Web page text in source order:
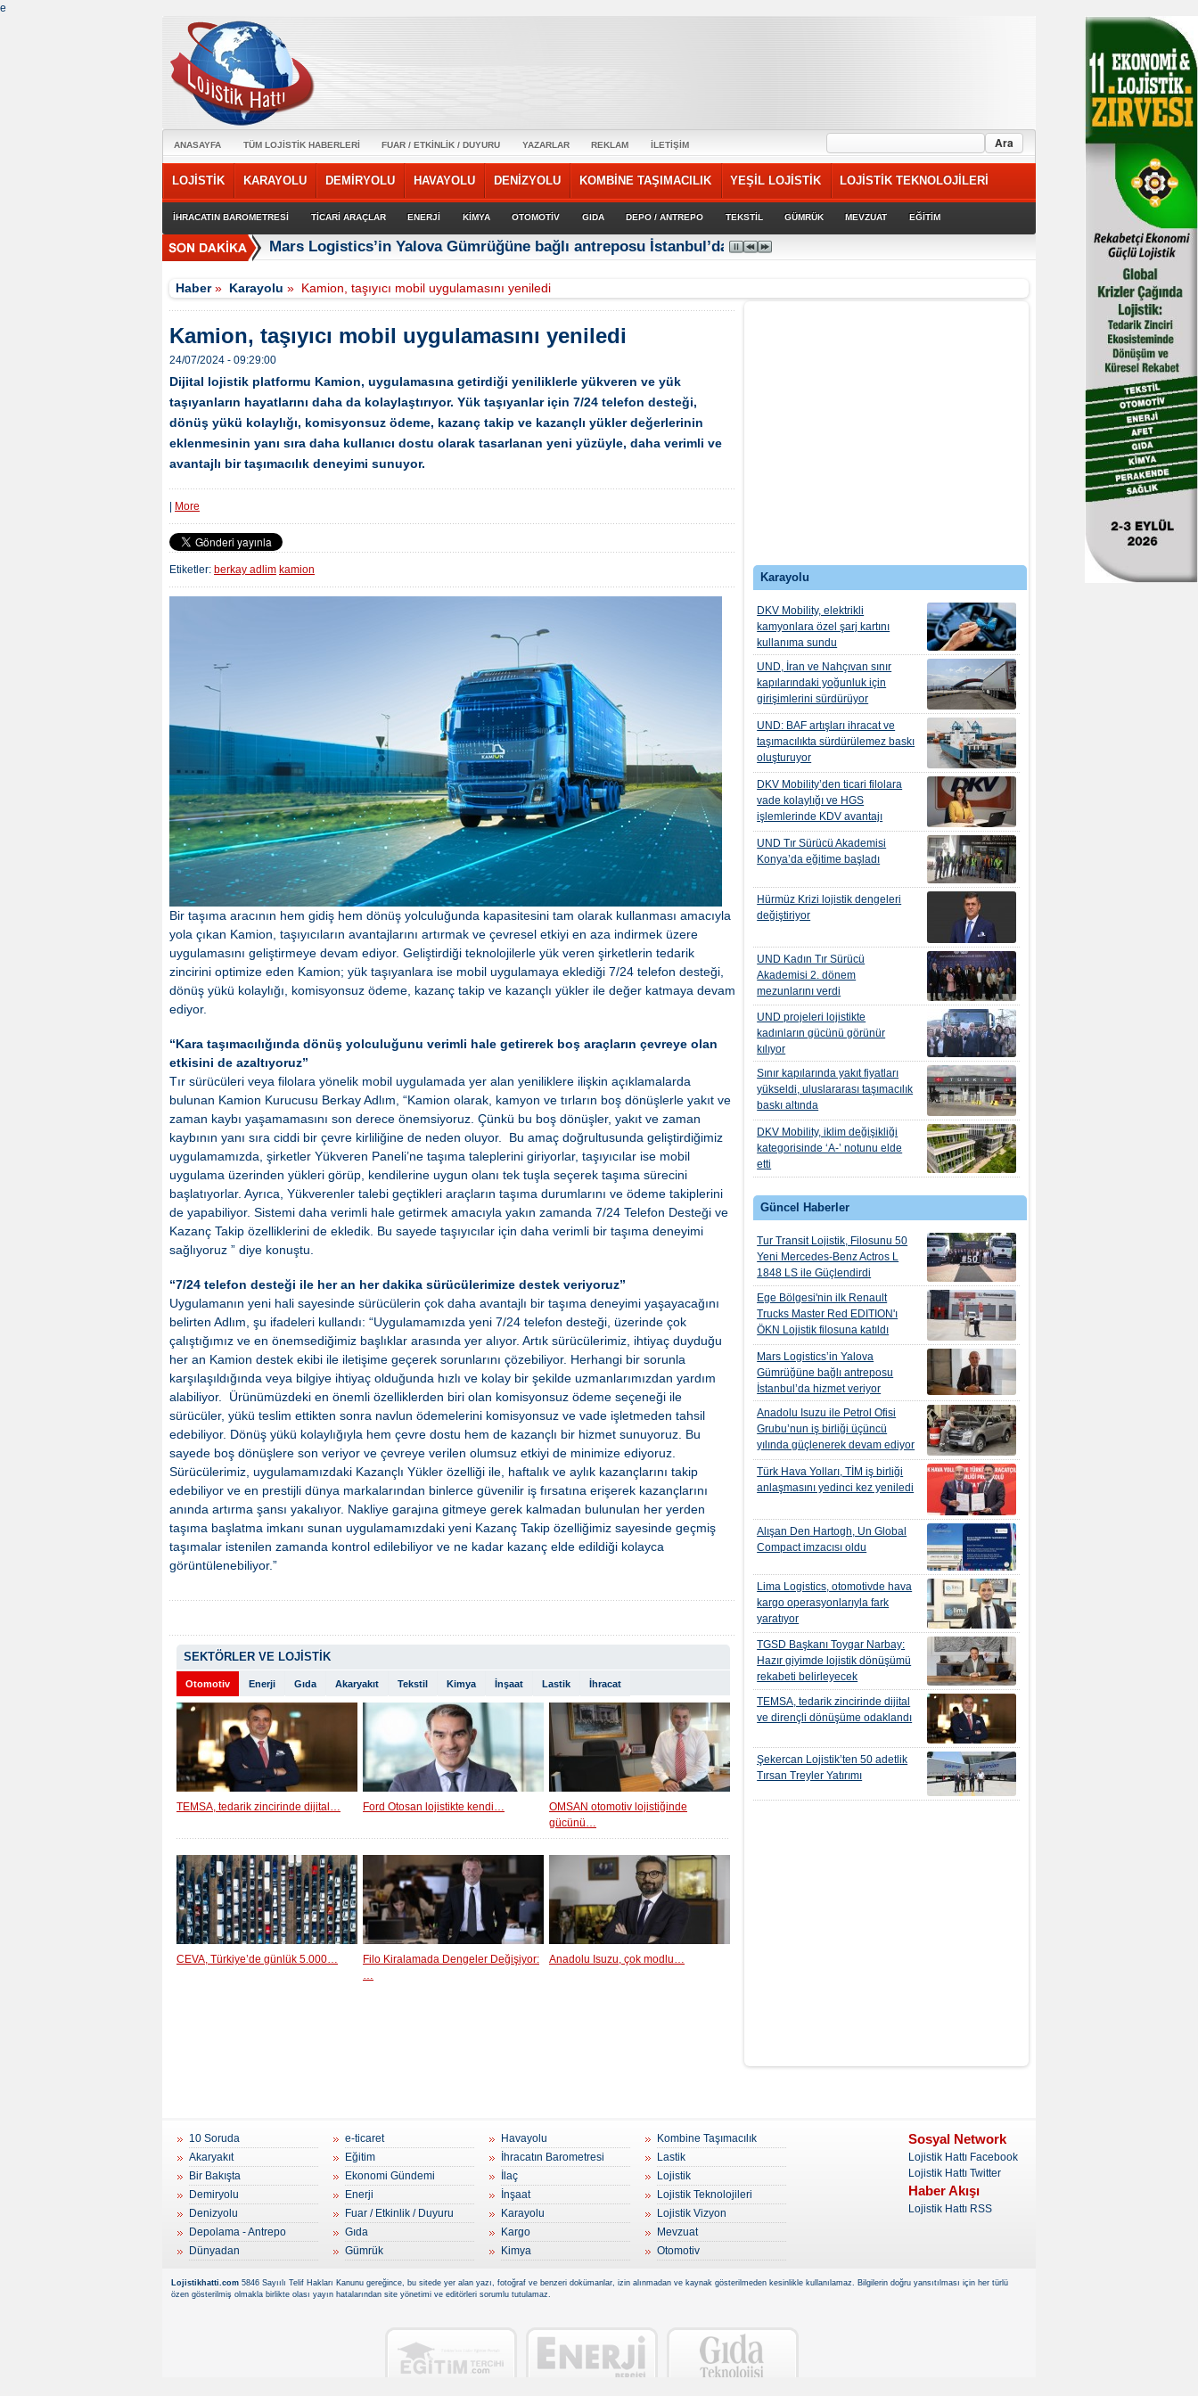
e
ANASAYFA TÜM LOJİSTİK HABERLERİ FUAR / ETKİNLİK / DUYURU YAZARLAR REKLAM İLETİŞİM
LOJİSTİK KARAYOLU DEMİRYOLU HAVAYOLU DENİZYOLU KOMBİNE TAŞIMACILIK YEŞİL LOJİSTİK LOJİSTİK TEKNOLOJİLERİ
İHRACATIN BAROMETRESİ TİCARİ ARAÇLAR ENERJİ KİMYA OTOMOTİV GIDA DEPO / ANTREPO TEKSTİL GÜMRÜK MEVZUAT EĞİTİM
Mars Logistics’in Yalova Gümrüğüne bağlı antreposu İstanbul’da hizmet veriyor
Haber» Karayolu » Kamion, taşıyıcı mobil uygulamasını yeniledi
Karayolu
DKV Mobility, elektrikli
kamyonlara özel şarj kartını
kullanıma sundu
UND, İran ve Nahçıvan sınır
kapılarındaki yoğunluk için
girişimlerini sürdürüyor
UND: BAF artışları ihracat ve
taşımacılıkta sürdürülemez baskı
oluşturuyor
DKV Mobility’den ticari filolara
vade kolaylığı ve HGS
işlemlerinde KDV avantajı
UND Tır Sürücü Akademisi
Konya’da eğitime başladı
Hürmüz Krizi lojistik dengeleri
değiştiriyor
UND Kadın Tır Sürücü
Akademisi 2. dönem
mezunlarını verdi
UND projeleri lojistikte
kadınların gücünü görünür
kılıyor
Sınır kapılarında yakıt fiyatları
yükseldi, uluslararası taşımacılık
baskı altında
DKV Mobility, iklim değişikliği
kategorisinde ‘A-’ notunu elde
etti
Güncel Haberler
Tur Transit Lojistik, Filosunu 50
Yeni Mercedes-Benz Actros L
1848 LS ile Güçlendirdi
Ege Bölgesi'nin ilk Renault
Trucks Master Red EDITION'ı
ÖKN Lojistik filosuna katıldı
Mars Logistics’in Yalova
Gümrüğüne bağlı antreposu
İstanbul’da hizmet veriyor
Anadolu Isuzu ile Petrol Ofisi
Grubu’nun iş birliği üçüncü
yılında güçlenerek devam ediyor
Türk Hava Yolları, TİM iş birliği
anlaşmasını yedinci kez yeniledi
Alışan Den Hartogh, Un Global
Compact imzacısı oldu
Lima Logistics, otomotivde hava
kargo operasyonlarıyla fark
yaratıyor
TGSD Başkanı Toygar Narbay:
Hazır giyimde lojistik dönüşümü
rekabeti belirleyecek
TEMSA, tedarik zincirinde dijital
ve dirençli dönüşüme odaklandı
Şekercan Lojistik’ten 50 adetlik
Tırsan Treyler Yatırımı
Kamion, taşıyıcı mobil uygulamasını yeniledi
24/07/2024 - 09:29:00
Dijital lojistik platformu Kamion, uygulamasına getirdiği yeniliklerle yükveren ve yük
taşıyanların hayatlarını daha da kolaylaştırıyor. Yük taşıyanlar için 7/24 telefon desteği,
dönüş yükü kolaylığı, komisyonsuz ödeme, kazanç takip ve kazançlı yükler değerlerinin
eklenmesinin yanı sıra daha kullanıcı dostu olarak tasarlanan yeni yüzüyle, daha verimli ve
avantajlı bir taşımacılık deneyimi sunuyor.
More
Etiketler: berkay adlim kamion
Bir taşıma aracının hem gidiş hem dönüş yolculuğunda kapasitesini tam olarak kullanması amacıyla
yola çıkan Kamion, taşıyıcıların avantajlarını artırmak ve çevresel etkiyi en aza indirmek üzere
uygulamasını geliştirmeye devam ediyor. Geliştirdiği teknolojilerle yük veren şirketlerin tedarik
zincirini optimize eden Kamion; yük taşıyanlara ise mobil uygulamaya eklediği 7/24 telefon desteği,
dönüş yükü kolaylığı, komisyonsuz ödeme, kazanç takip ve kazançlı yükler ile değer katmaya devam
ediyor.
“Kara taşımacılığında dönüş yolculuğunu verimli hale getirerek boş araçların çevreye olan
etkisini de azaltıyoruz”
Tır sürücüleri veya filolara yönelik mobil uygulamada yer alan yeniliklere ilişkin açıklamalarda
bulunan Kamion Kurucusu Berkay Adlım, “Kamion olarak, kamyon ve tırların boş dönüşlerle yakıt ve
zaman kaybı yaşamamasını son derece önemsiyoruz. Çünkü bu boş dönüşler, yakıt ve zaman
kaybının yanı sıra ciddi bir çevre kirliliğine de neden oluyor. Bu amaç doğrultusunda geliştirdiğimiz
uygulamamızda, şirketler Yükveren Paneli’ne taşıma taleplerini giriyorlar, taşıyıcılar ise mobil
uygulama üzerinden yükleri görüp, kendilerine uygun olanı tek tuşla seçerek taşıma sürecini
başlatıyorlar. Ayrıca, Yükverenler talebi geçtikleri araçların taşıma durumlarını ve ödeme takiplerini
de yapabiliyor. Sistemi daha verimli hale getirmek amacıyla yakın zamanda 7/24 Telefon Desteği ve
Kazanç Takip özelliklerini de ekledik. Bu sayede taşıyıcılar için daha verimli bir taşıma deneyimi
sağlıyoruz ” diye konuştu.
“7/24 telefon desteği ile her an her dakika sürücülerimize destek veriyoruz”
Uygulamanın yeni hali sayesinde sürücülerin çok daha avantajlı bir taşıma deneyimi yaşayacağını
belirten Adlım, şu ifadeleri kullandı: “Uygulamamızda yeni 7/24 telefon desteği, üzerinde çok
çalıştığımız ve en önemsediğimiz başlıklar arasında yer alıyor. Artık sürücülerimiz, ihtiyaç duyduğu
her an Kamion destek ekibi ile iletişime geçerek sorunlarını çözebiliyor. Herhangi bir sorunla
karşılaşıldığında veya bilgiye ihtiyaç olduğunda hızlı ve kolay bir şekilde uzmanlarımızdan yardım
alabiliyor. Ürünümüzdeki en önemli özelliklerden biri olan komisyonsuz ödeme seçeneği ile
sürücüler, yükü teslim ettikten sonra navlun ödemelerini komisyonsuz ve vade işletmeden tahsil
edebiliyor. Dönüş yükü kolaylığıyla hem çevre dostu hem de kazançlı bir hizmet sunuyoruz. Bu
sayede boş dönüşlere son veriyor ve çevreye verilen olumsuz etkiyi de minimize ediyoruz.
Sürücülerimiz, uygulamamızdaki Kazançlı Yükler özelliği ile, haftalık ve aylık kazançlarını takip
edebiliyor ve en prestijli dünya markalarından binlerce güvenilir iş fırsatına erişerek kazançlarını
anında artırma şansı yakalıyor. Nakliye garajına gitmeye gerek kalmadan bulunulan her yerden
taşıma başlatma imkanı sunan uygulamamızdaki yeni Kazanç Takip özelliğimiz sayesinde geçmiş
taşımalar istenilen zamanda kontrol edilebiliyor ve ne kadar kazanç elde edildiği kolayca
görüntülenebiliyor.”
SEKTÖRLER VE LOJİSTİK
Otomotiv Enerji Gıda Akaryakıt Tekstil Kimya İnşaat Lastik İhracat
TEMSA, tedarik zincirinde dijital… Ford Otosan lojistikte kendi…
OMSAN otomotiv lojistiğinde
gücünü…
CEVA, Türkiye’de günlük 5.000…
Filo Kiralamada Dengeler Değişiyor:
…
Anadolu Isuzu, çok modlu…
10 Soruda
Akaryakıt
Bir Bakışta
Demiryolu
Denizyolu
Depolama - Antrepo
Dünyadan
e-ticaret
Eğitim
Ekonomi Gündemi
Enerji
Fuar / Etkinlik / Duyuru
Gıda
Gümrük
Havayolu
İhracatın Barometresi
İlaç
İnşaat
Karayolu
Kargo
Kimya
Kombine Taşımacılık
Lastik
Lojistik
Lojistik Teknolojileri
Lojistik Vizyon
Mevzuat
Otomotiv
Sosyal Network
Lojistik Hattı Facebook
Lojistik Hattı Twitter
Haber Akışı
Lojistik Hattı RSS
Lojistikhatti.com 5846 Sayıılı Telif Hakları Kanunu gereğince, bu sitede yer alan yazı, fotoğraf ve benzeri dokümanlar, izin alınmadan ve kaynak gösterilmeden kesinlikle kullanılamaz. Bilgilerin doğru yansıtılması için her türlü
özen gösterilmiş olmakla birlikte olası yayın hatalarından site yönetimi ve editörleri sorumlu tutulamaz.